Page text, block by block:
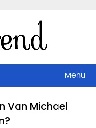
Menu
Van Michael